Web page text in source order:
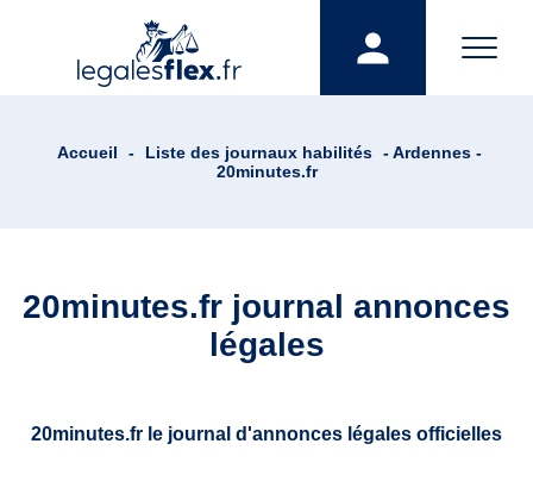
Accueil - Liste des journaux habilités - Ardennes -
20minutes.fr
20minutes.fr journal annonces
légales
20minutes.fr le journal d'annonces légales officielles